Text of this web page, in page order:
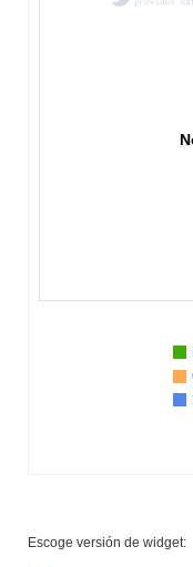
Escoge versión de widget: